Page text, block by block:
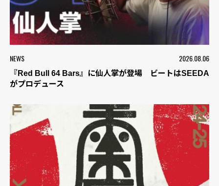
NEWS 2026.08.06
『Red Bull 64 Bars』に仙人掌が登場 ビートはSEEDA
がプロデュース